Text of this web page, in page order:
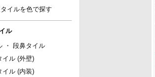
イルを色で探す
ル
・ 段鼻タイル
イル (外壁)
イル (内装)